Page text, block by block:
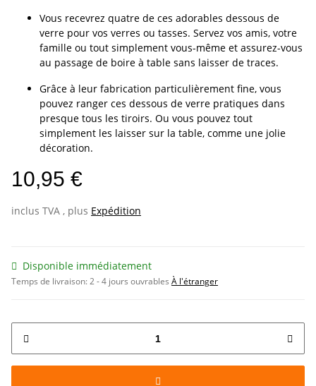
Vous recevrez quatre de ces adorables dessous de
verre pour vos verres ou tasses. Servez vos amis, votre
famille ou tout simplement vous-même et assurez-vous
au passage de boire à table sans laisser de traces.
Grâce à leur fabrication particulièrement fine, vous
pouvez ranger ces dessous de verre pratiques dans
presque tous les tiroirs. Ou vous pouvez tout
simplement les laisser sur la table, comme une jolie
décoration.
10,95 €
inclus TVA , plus Expédition
Disponible immédiatement
Temps de livraison:2 - 4 jours ouvrables À l'étranger